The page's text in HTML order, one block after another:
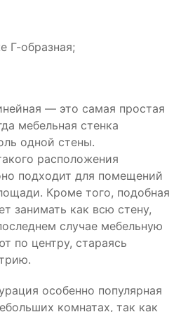
Г-образная;
— это самая простая
мебельная стенка
одной стены.
расположения
подходит для помещений
Кроме того, подобная
занимать как всю стену,
случае мебельную
по центру, стараясь
особенно популярная
комнатах, так как